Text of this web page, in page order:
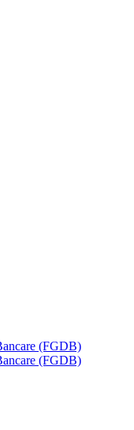
(FGDB)
(FGDB)